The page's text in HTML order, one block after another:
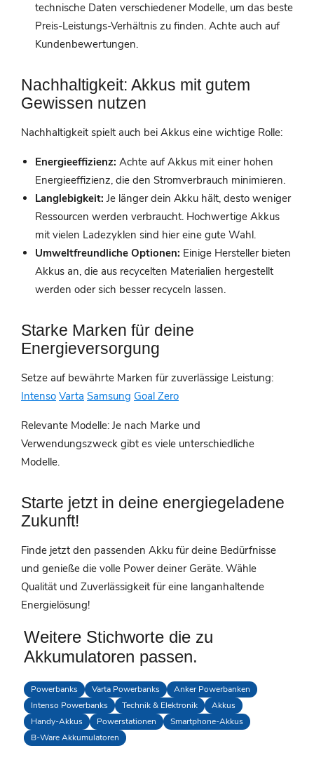
technische Daten verschiedener Modelle, um das beste
Preis-Leistungs-Verhältnis zu finden. Achte auch auf
Kundenbewertungen.
Nachhaltigkeit: Akkus mit gutem
Gewissen nutzen
Nachhaltigkeit spielt auch bei Akkus eine wichtige Rolle:
Energieeffizienz: Achte auf Akkus mit einer hohen
Energieeffizienz, die den Stromverbrauch minimieren.
Langlebigkeit: Je länger dein Akku hält, desto weniger
Ressourcen werden verbraucht. Hochwertige Akkus
mit vielen Ladezyklen sind hier eine gute Wahl.
Umweltfreundliche Optionen: Einige Hersteller bieten
Akkus an, die aus recycelten Materialien hergestellt
werden oder sich besser recyceln lassen.
Starke Marken für deine
Energieversorgung
Setze auf bewährte Marken für zuverlässige Leistung:
Intenso Varta Samsung Goal Zero
Relevante Modelle: Je nach Marke und
Verwendungszweck gibt es viele unterschiedliche
Modelle.
Starte jetzt in deine energiegeladene
Zukunft!
Finde jetzt den passenden Akku für deine Bedürfnisse
und genieße die volle Power deiner Geräte. Wähle
Qualität und Zuverlässigkeit für eine langanhaltende
Energielösung!
Weitere Stichworte die zu
Akkumulatoren passen.
Powerbanks Varta Powerbanks
Anker Powerbanken
Intenso Powerbanks
Technik & Elektronik
Akkus
Handy-Akkus
Powerstationen
Smartphone-Akkus
B-Ware Akkumulatoren